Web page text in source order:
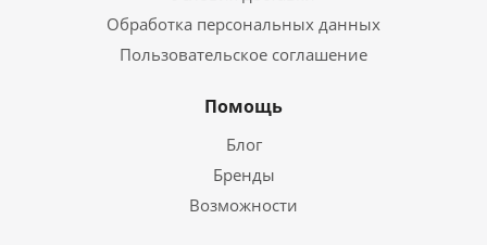
Обработка персональных данных
Пользовательское соглашение
Помощь
Блог
Бренды
Возможности